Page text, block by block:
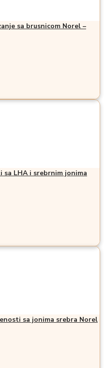
sa brusnicom Norel –
sa LHA i srebrnim jonima
sa jonima srebra Norel